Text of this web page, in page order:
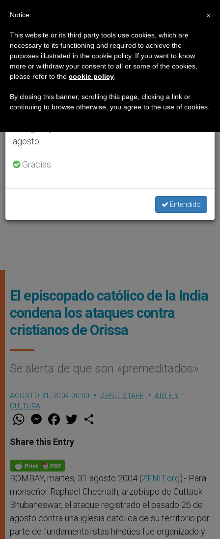
El episcopado católico de la India
condena los ataques contra
cristianos de Orissa
Se alerta de que son «premeditados»
AGOSTO 31, 2004 00:00 ZENIT STAFF
ARTE Y
CULTURA
W
t
s
p
p
M
e
s
e
g
e
r
F
a
e
b
o
k
w
Share this Entry
BOMBAY, martes, 31 agosto 2004 (ZENIT.org).- Para
monseñor Raphael Cheenath, arzobispo de Cuttack-
Bhubaneswar, el ataque registrado el pasado 26 de
agosto contra una iglesia católica de su territorio por
parte de fundamentalistas hindúes fue organizado y
×
Aviso importante
Del 27 de julio al 7 de agosto haremos la pausa
anual, aprovechando que en el periodo de verano
se generan menos informaciones y también el
agosto.
Gracias.
Entendido
x
Notice
This website or its third party tools use cookies, which are
necessary to its functioning and required to achieve the
purposes illustrated in the cookie policy. If you want to know
more or withdraw your consent to all or some of the cookies,
please refer to the cookie policy
By closing this banner, scrolling this page, clicking a link or
continuing to browse otherwise, you agree to the use of cookies.